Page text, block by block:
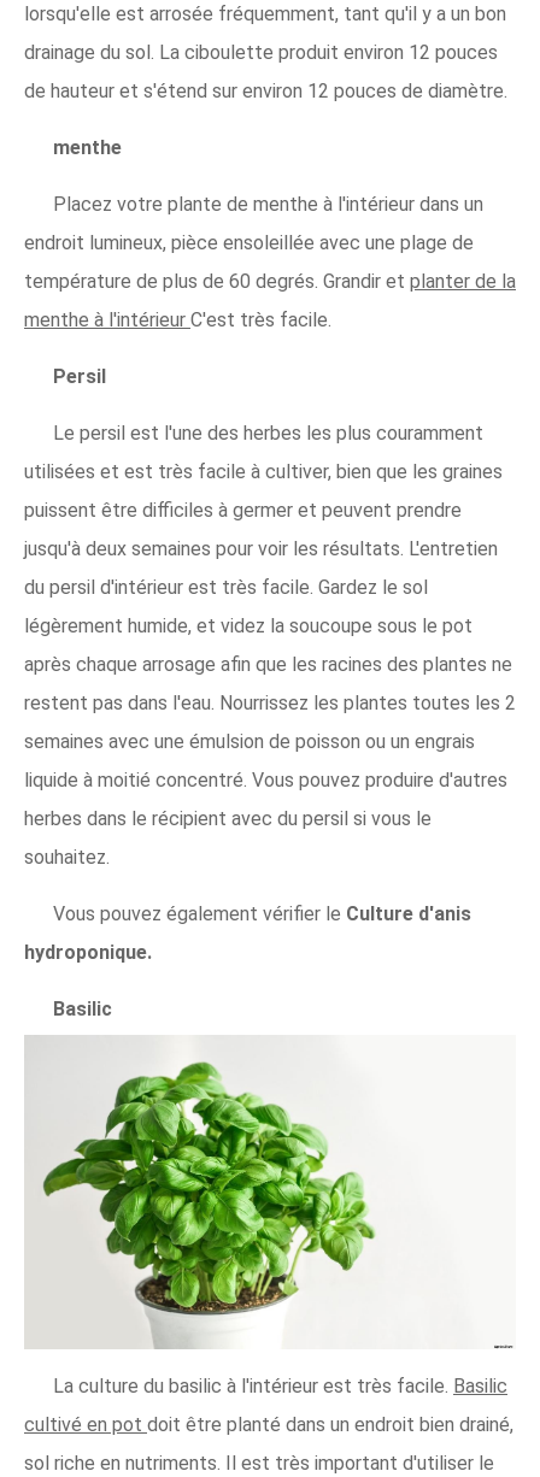
lorsqu'elle est arrosée fréquemment, tant qu'il y a un bon
drainage du sol. La ciboulette produit environ 12 pouces
de hauteur et s'étend sur environ 12 pouces de diamètre.
menthe
Placez votre plante de menthe à l'intérieur dans un
endroit lumineux, pièce ensoleillée avec une plage de
température de plus de 60 degrés. Grandir et planter de la
menthe à l'intérieur C'est très facile.
Persil
Le persil est l'une des herbes les plus couramment
utilisées et est très facile à cultiver, bien que les graines
puissent être difficiles à germer et peuvent prendre
jusqu'à deux semaines pour voir les résultats. L'entretien
du persil d'intérieur est très facile. Gardez le sol
légèrement humide, et videz la soucoupe sous le pot
après chaque arrosage afin que les racines des plantes ne
restent pas dans l'eau. Nourrissez les plantes toutes les 2
semaines avec une émulsion de poisson ou un engrais
liquide à moitié concentré. Vous pouvez produire d'autres
herbes dans le récipient avec du persil si vous le
souhaitez.
Vous pouvez également vérifier le Culture d'anis
hydroponique.
Basilic
La culture du basilic à l'intérieur est très facile. Basilic
cultivé en pot doit être planté dans un endroit bien drainé,
sol riche en nutriments. Il est très important d'utiliser le